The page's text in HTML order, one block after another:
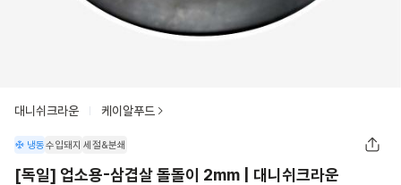
대니쉬크라운 케이알푸드
냉동수입돼지 세절&분쇄
[독일] 업소용-삼겹살 돌돌이 2mm | 대니쉬크라운